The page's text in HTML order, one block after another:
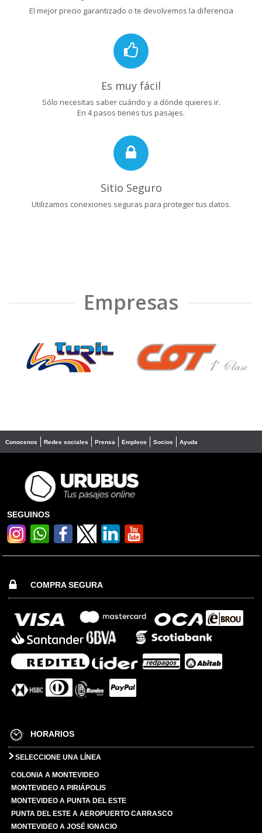
El mejor precio garantizado o te devolvemos la diferencia
Es muy fácil
Sólo necesitas saber cuándo y a dónde quieres ir.
En 4 pasos tienes tus pasajes.
Sitio Seguro
Utilizamos conexiones seguras para proteger tus datos.
Empresas
❮ ❯
Conocenos Redes sociales Prensa Empleos Socios Ayuda
SEGUINOS
COMPRA SEGURA
HORARIOS
SELECCIONE UNA LÍNEA
COLONIA A MONTEVIDEO
MONTEVIDEO A PIRIÁPOLIS
MONTEVIDEO A PUNTA DEL ESTE
PUNTA DEL ESTE A AEROPUERTO CARRASCO
MONTEVIDEO A JOSÉ IGNACIO